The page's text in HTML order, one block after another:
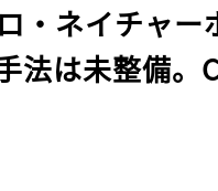
・ネイチャー
法は未整備。